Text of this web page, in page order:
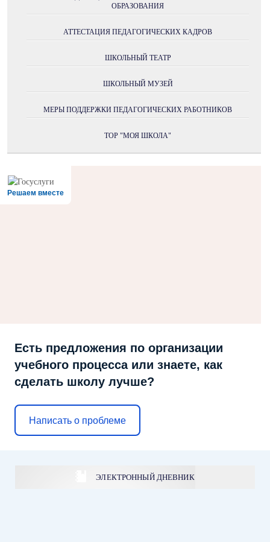
ОБРАЗОВАНИЯ
АТТЕСТАЦИЯ ПЕДАГОГИЧЕСКИХ КАДРОВ
ШКОЛЬНЫЙ ТЕАТР
ШКОЛЬНЫЙ МУЗЕЙ
МЕРЫ ПОДДЕРЖКИ ПЕДАГОГИЧЕСКИХ РАБОТНИКОВ
ТОР "МОЯ ШКОЛА"
Решаем вместе
Есть предложения по организации
учебного процесса или знаете, как
сделать школу лучше?
Написать о проблеме
ЭЛЕКТРОННЫЙ ДНЕВНИК